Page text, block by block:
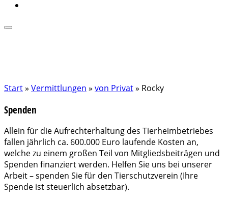
Start» Vermittlungen » von Privat» Rocky
Spenden
Allein für die Aufrechterhaltung des Tierheimbetriebes
fallen jährlich ca. 600.000 Euro laufende Kosten an,
welche zu einem großen Teil von Mitgliedsbeiträgen und
Spenden finanziert werden. Helfen Sie uns bei unserer
Arbeit – spenden Sie für den Tierschutzverein (Ihre
Spende ist steuerlich absetzbar).